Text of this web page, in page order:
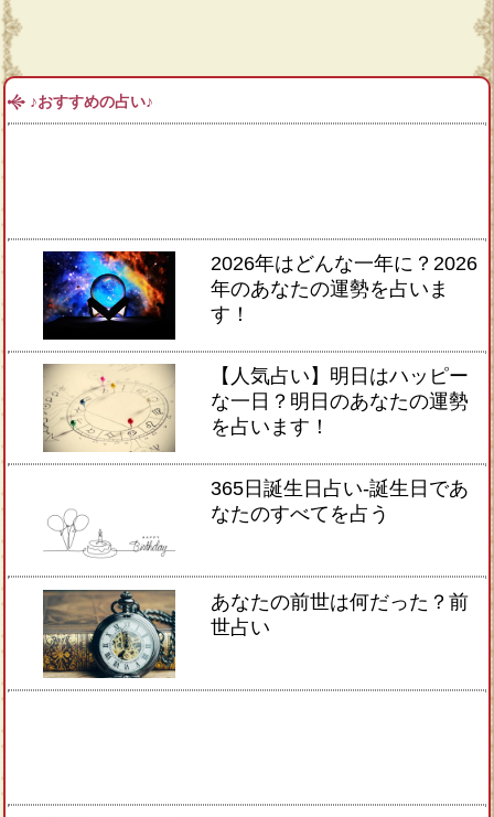
♪おすすめの占い♪
2026年はどんな一年に？2026
年のあなたの運勢を占いま
す！
【人気占い】明日はハッピー
な一日？明日のあなたの運勢
を占います！
365日誕生日占い-誕生日であ
なたのすべてを占う
あなたの前世は何だった？前
世占い